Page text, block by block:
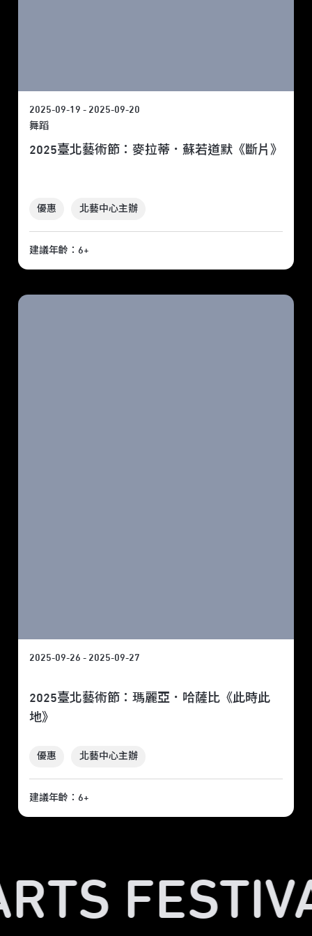
2025-09-19 - 2025-09-20
舞蹈
2025臺北藝術節：麥拉蒂．蘇若道默《斷片》
優惠 北藝中心主辦
建議年齡：6+
2025-09-26 - 2025-09-27
2025臺北藝術節：瑪麗亞．哈薩比《此時此
地》
優惠 北藝中心主辦
建議年齡：6+